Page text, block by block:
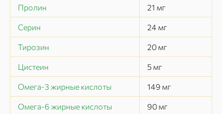
Пролин 21 мг
Серин 24 мг
Тирозин 20 мг
Цистеин 5 мг
Омега-3 жирные кислоты 149 мг
Омега-6 жирные кислоты 90 мг